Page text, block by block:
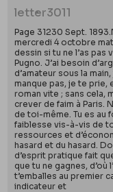
letter3011
Page 31230 Sept.
mercredi 4 octobre
dessin si tu ne l’as
Pugno. J’ai besoin
d’amateur sous la
manque pas, je te prie,
roman vite ; sans cela,
crever de faim à
de toi-même. Tu es au
faiblesse vis-à-vis de
ressources et
hasard et du hasard.
d’esprit pratique fait
que tu ne gagnes, d’où
t’emballes au premier
indicateur et